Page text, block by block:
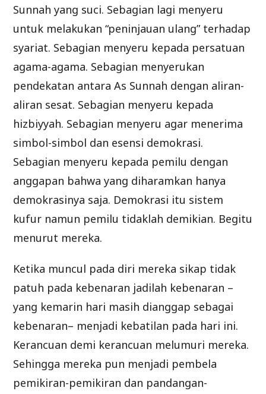
Sunnah yang suci. Sebagian lagi menyeru
untuk melakukan “peninjauan ulang” terhadap
syariat. Sebagian menyeru kepada persatuan
agama-agama. Sebagian menyerukan
pendekatan antara As Sunnah dengan aliran-
aliran sesat. Sebagian menyeru kepada
hizbiyyah. Sebagian menyeru agar menerima
simbol-simbol dan esensi demokrasi.
Sebagian menyeru kepada pemilu dengan
anggapan bahwa yang diharamkan hanya
demokrasinya saja. Demokrasi itu sistem
kufur namun pemilu tidaklah demikian. Begitu
menurut mereka.
Ketika muncul pada diri mereka sikap tidak
patuh pada kebenaran jadilah kebenaran –
yang kemarin hari masih dianggap sebagai
kebenaran– menjadi kebatilan pada hari ini.
Kerancuan demi kerancuan melumuri mereka.
Sehingga mereka pun menjadi pembela
pemikiran-pemikiran dan pandangan-